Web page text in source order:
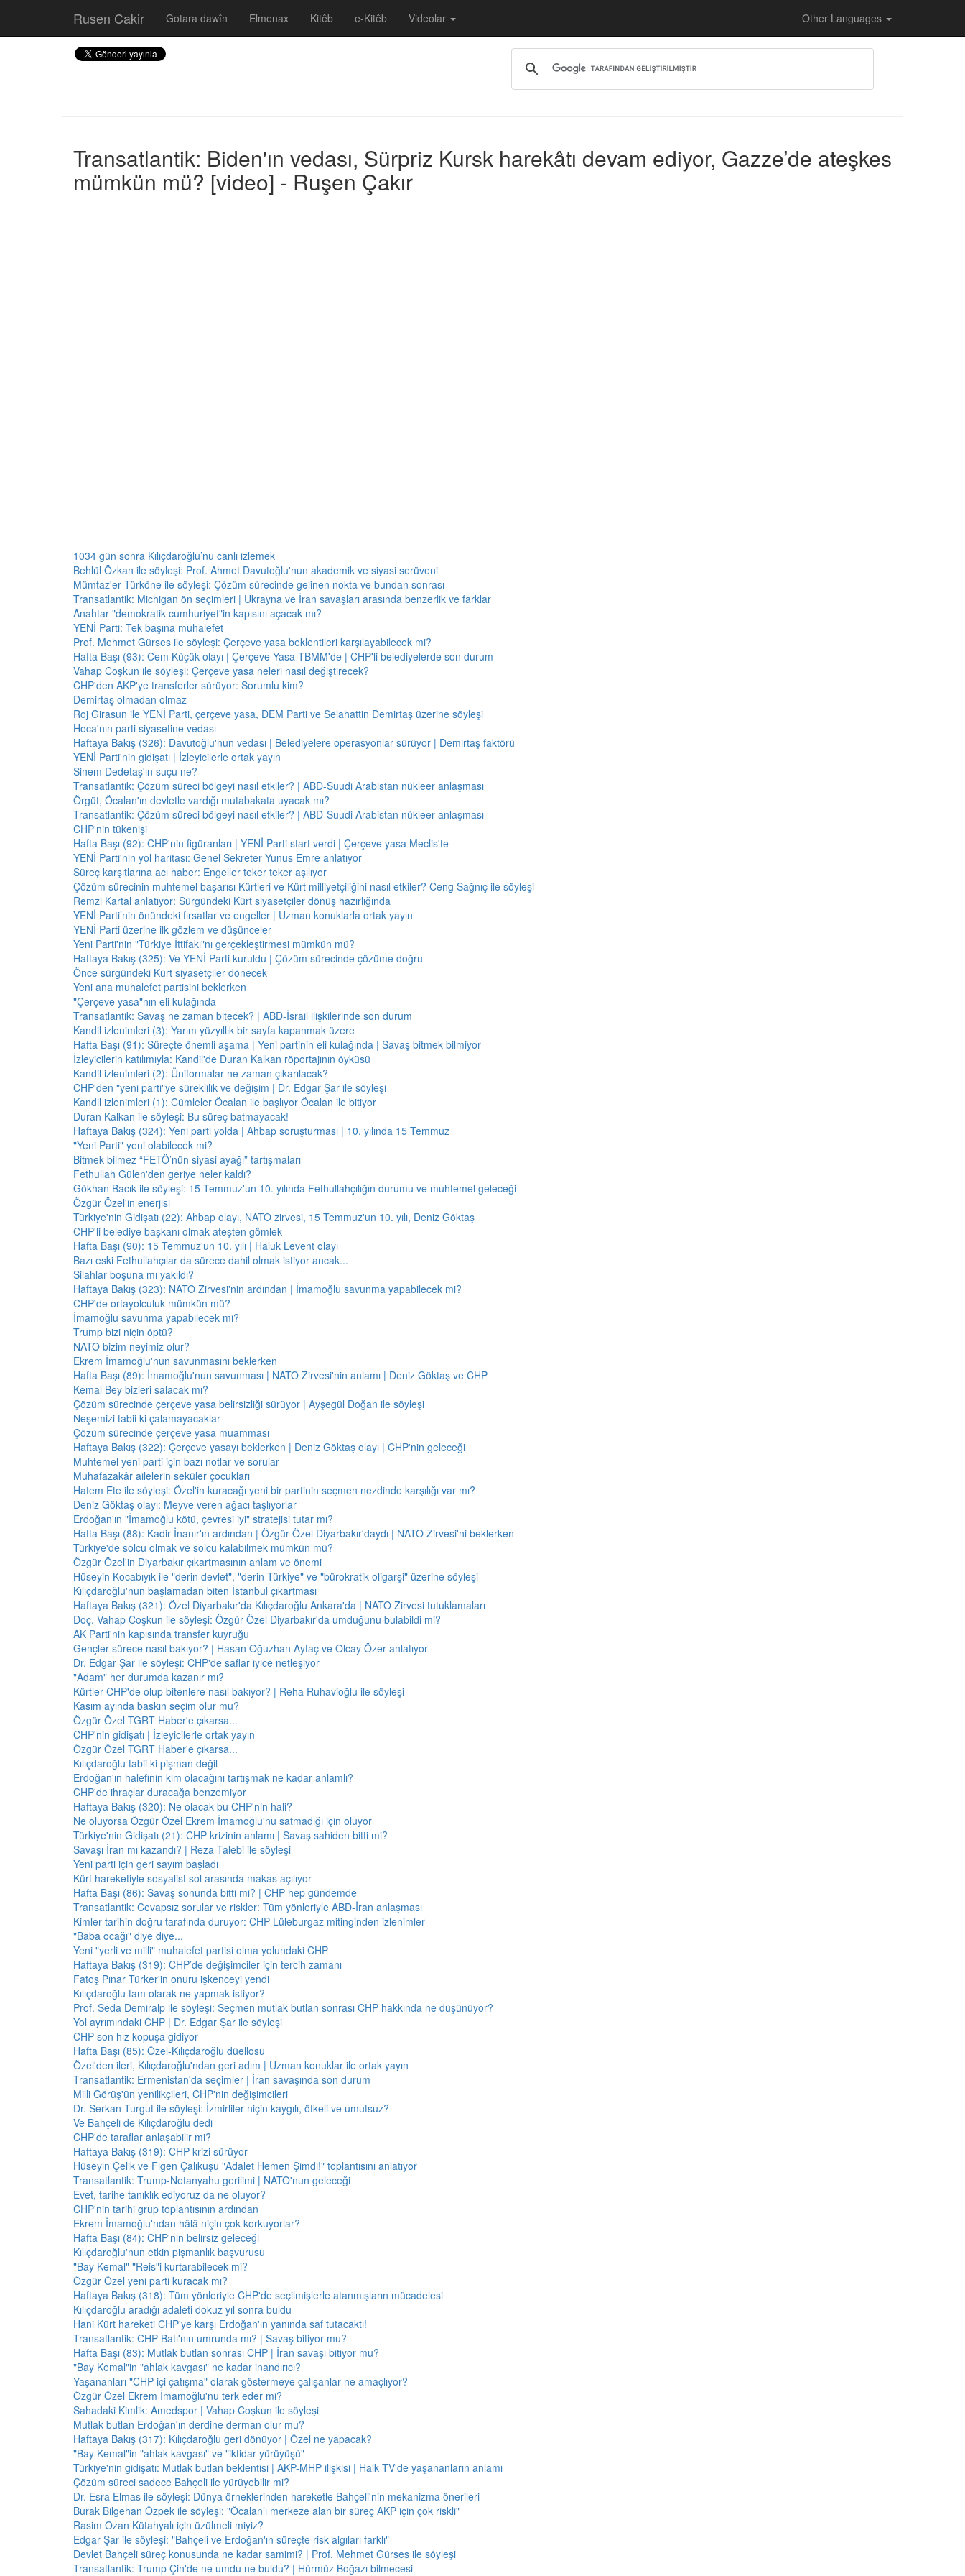
Rusen Cakir Gotara dawîn Elmenax Kitêb e-Kitêb Videolar Other Languages
Transatlantik: Biden'ın vedası, Sürpriz Kursk harekâtı devam ediyor, Gazze’de ateşkes
mümkün mü? [video] - Ruşen Çakır
1034 gün sonra Kılıçdaroğlu’nu canlı izlemek
Behlül Özkan ile söyleşi: Prof. Ahmet Davutoğlu'nun akademik ve siyasi serüveni
Mümtaz'er Türköne ile söyleşi: Çözüm sürecinde gelinen nokta ve bundan sonrası
Transatlantik: Michigan ön seçimleri | Ukrayna ve İran savaşları arasında benzerlik ve farklar
Anahtar "demokratik cumhuriyet"in kapısını açacak mı?
YENİ Parti: Tek başına muhalefet
Prof. Mehmet Gürses ile söyleşi: Çerçeve yasa beklentileri karşılayabilecek mi?
Hafta Başı (93): Cem Küçük olayı | Çerçeve Yasa TBMM'de | CHP'li belediyelerde son durum
Vahap Coşkun ile söyleşi: Çerçeve yasa neleri nasıl değiştirecek?
CHP'den AKP'ye transferler sürüyor: Sorumlu kim?
Demirtaş olmadan olmaz
Roj Girasun ile YENİ Parti, çerçeve yasa, DEM Parti ve Selahattin Demirtaş üzerine söyleşi
Hoca'nın parti siyasetine vedası
Haftaya Bakış (326): Davutoğlu'nun vedası | Belediyelere operasyonlar sürüyor | Demirtaş faktörü
YENİ Parti'nin gidişatı | İzleyicilerle ortak yayın
Sinem Dedetaş'ın suçu ne?
Transatlantik: Çözüm süreci bölgeyi nasıl etkiler? | ABD-Suudi Arabistan nükleer anlaşması
Örgüt, Öcalan'ın devletle vardığı mutabakata uyacak mı?
Transatlantik: Çözüm süreci bölgeyi nasıl etkiler? | ABD-Suudi Arabistan nükleer anlaşması
CHP'nin tükenişi
Hafta Başı (92): CHP'nin figüranları | YENİ Parti start verdi | Çerçeve yasa Meclis'te
YENİ Parti'nin yol haritası: Genel Sekreter Yunus Emre anlatıyor
Süreç karşıtlarına acı haber: Engeller teker teker aşılıyor
Çözüm sürecinin muhtemel başarısı Kürtleri ve Kürt milliyetçiliğini nasıl etkiler? Ceng Sağnıç ile söyleşi
Remzi Kartal anlatıyor: Sürgündeki Kürt siyasetçiler dönüş hazırlığında
YENİ Parti’nin önündeki fırsatlar ve engeller | Uzman konuklarla ortak yayın
YENİ Parti üzerine ilk gözlem ve düşünceler
Yeni Parti'nin "Türkiye İttifakı"nı gerçekleştirmesi mümkün mü?
Haftaya Bakış (325): Ve YENİ Parti kuruldu | Çözüm sürecinde çözüme doğru
Önce sürgündeki Kürt siyasetçiler dönecek
Yeni ana muhalefet partisini beklerken
"Çerçeve yasa"nın eli kulağında
Transatlantik: Savaş ne zaman bitecek? | ABD-İsrail ilişkilerinde son durum
Kandil izlenimleri (3): Yarım yüzyıllık bir sayfa kapanmak üzere
Hafta Başı (91): Süreçte önemli aşama | Yeni partinin eli kulağında | Savaş bitmek bilmiyor
İzleyicilerin katılımıyla: Kandil'de Duran Kalkan röportajının öyküsü
Kandil izlenimleri (2): Üniformalar ne zaman çıkarılacak?
CHP'den "yeni parti"ye süreklilik ve değişim | Dr. Edgar Şar ile söyleşi
Kandil izlenimleri (1): Cümleler Öcalan ile başlıyor Öcalan ile bitiyor
Duran Kalkan ile söyleşi: Bu süreç batmayacak!
Haftaya Bakış (324): Yeni parti yolda | Ahbap soruşturması | 10. yılında 15 Temmuz
"Yeni Parti" yeni olabilecek mi?
Bitmek bilmez “FETÖ’nün siyasi ayağı” tartışmaları
Fethullah Gülen'den geriye neler kaldı?
Gökhan Bacık ile söyleşi: 15 Temmuz'un 10. yılında Fethullahçılığın durumu ve muhtemel geleceği
Özgür Özel'in enerjisi
Türkiye'nin Gidişatı (22): Ahbap olayı, NATO zirvesi, 15 Temmuz'un 10. yılı, Deniz Göktaş
CHP'li belediye başkanı olmak ateşten gömlek
Hafta Başı (90): 15 Temmuz'un 10. yılı | Haluk Levent olayı
Bazı eski Fethullahçılar da sürece dahil olmak istiyor ancak...
Silahlar boşuna mı yakıldı?
Haftaya Bakış (323): NATO Zirvesi'nin ardından | İmamoğlu savunma yapabilecek mi?
CHP'de ortayolculuk mümkün mü?
İmamoğlu savunma yapabilecek mi?
Trump bizi niçin öptü?
NATO bizim neyimiz olur?
Ekrem İmamoğlu'nun savunmasını beklerken
Hafta Başı (89): İmamoğlu'nun savunması | NATO Zirvesi'nin anlamı | Deniz Göktaş ve CHP
Kemal Bey bizleri salacak mı?
Çözüm sürecinde çerçeve yasa belirsizliği sürüyor | Ayşegül Doğan ile söyleşi
Neşemizi tabii ki çalamayacaklar
Çözüm sürecinde çerçeve yasa muamması
Haftaya Bakış (322): Çerçeve yasayı beklerken | Deniz Göktaş olayı | CHP'nin geleceği
Muhtemel yeni parti için bazı notlar ve sorular
Muhafazakâr ailelerin seküler çocukları
Hatem Ete ile söyleşi: Özel'in kuracağı yeni bir partinin seçmen nezdinde karşılığı var mı?
Deniz Göktaş olayı: Meyve veren ağacı taşlıyorlar
Erdoğan'ın "İmamoğlu kötü, çevresi iyi" stratejisi tutar mı?
Hafta Başı (88): Kadir İnanır'ın ardından | Özgür Özel Diyarbakır'daydı | NATO Zirvesi'ni beklerken
Türkiye'de solcu olmak ve solcu kalabilmek mümkün mü?
Özgür Özel'in Diyarbakır çıkartmasının anlam ve önemi
Hüseyin Kocabıyık ile "derin devlet", "derin Türkiye" ve "bürokratik oligarşi" üzerine söyleşi
Kılıçdaroğlu'nun başlamadan biten İstanbul çıkartması
Haftaya Bakış (321): Özel Diyarbakır'da Kılıçdaroğlu Ankara'da | NATO Zirvesi tutuklamaları
Doç. Vahap Coşkun ile söyleşi: Özgür Özel Diyarbakır'da umduğunu bulabildi mi?
AK Parti'nin kapısında transfer kuyruğu
Gençler sürece nasıl bakıyor? | Hasan Oğuzhan Aytaç ve Olcay Özer anlatıyor
Dr. Edgar Şar ile söyleşi: CHP'de saflar iyice netleşiyor
"Adam" her durumda kazanır mı?
Kürtler CHP'de olup bitenlere nasıl bakıyor? | Reha Ruhavioğlu ile söyleşi
Kasım ayında baskın seçim olur mu?
Özgür Özel TGRT Haber'e çıkarsa...
CHP'nin gidişatı | İzleyicilerle ortak yayın
Özgür Özel TGRT Haber'e çıkarsa...
Kılıçdaroğlu tabii ki pişman değil
Erdoğan'ın halefinin kim olacağını tartışmak ne kadar anlamlı?
CHP'de ihraçlar duracağa benzemiyor
Haftaya Bakış (320): Ne olacak bu CHP'nin hali?
Ne oluyorsa Özgür Özel Ekrem İmamoğlu'nu satmadığı için oluyor
Türkiye'nin Gidişatı (21): CHP krizinin anlamı | Savaş sahiden bitti mi?
Savaşı İran mı kazandı? | Reza Talebi ile söyleşi
Yeni parti için geri sayım başladı
Kürt hareketiyle sosyalist sol arasında makas açılıyor
Hafta Başı (86): Savaş sonunda bitti mi? | CHP hep gündemde
Transatlantik: Cevapsız sorular ve riskler: Tüm yönleriyle ABD-İran anlaşması
Kimler tarihin doğru tarafında duruyor: CHP Lüleburgaz mitinginden izlenimler
"Baba ocağı" diye diye...
Yeni "yerli ve milli" muhalefet partisi olma yolundaki CHP
Haftaya Bakış (319): CHP’de değişimciler için tercih zamanı
Fatoş Pınar Türker'in onuru işkenceyi yendi
Kılıçdaroğlu tam olarak ne yapmak istiyor?
Prof. Seda Demiralp ile söyleşi: Seçmen mutlak butlan sonrası CHP hakkında ne düşünüyor?
Yol ayrımındaki CHP | Dr. Edgar Şar ile söyleşi
CHP son hız kopuşa gidiyor
Hafta Başı (85): Özel-Kılıçdaroğlu düellosu
Özel'den ileri, Kılıçdaroğlu'ndan geri adım | Uzman konuklar ile ortak yayın
Transatlantik: Ermenistan'da seçimler | İran savaşında son durum
Milli Görüş'ün yenilikçileri, CHP'nin değişimcileri
Dr. Serkan Turgut ile söyleşi: İzmirliler niçin kaygılı, öfkeli ve umutsuz?
Ve Bahçeli de Kılıçdaroğlu dedi
CHP'de taraflar anlaşabilir mi?
Haftaya Bakış (319): CHP krizi sürüyor
Hüseyin Çelik ve Figen Çalıkuşu "Adalet Hemen Şimdi!" toplantısını anlatıyor
Transatlantik: Trump-Netanyahu gerilimi | NATO'nun geleceği
Evet, tarihe tanıklık ediyoruz da ne oluyor?
CHP'nin tarihi grup toplantısının ardından
Ekrem İmamoğlu'ndan hâlâ niçin çok korkuyorlar?
Hafta Başı (84): CHP'nin belirsiz geleceği
Kılıçdaroğlu'nun etkin pişmanlık başvurusu
"Bay Kemal" "Reis"i kurtarabilecek mi?
Özgür Özel yeni parti kuracak mı?
Haftaya Bakış (318): Tüm yönleriyle CHP'de seçilmişlerle atanmışların mücadelesi
Kılıçdaroğlu aradığı adaleti dokuz yıl sonra buldu
Hani Kürt hareketi CHP'ye karşı Erdoğan'ın yanında saf tutacaktı!
Transatlantik: CHP Batı'nın umrunda mı? | Savaş bitiyor mu?
Hafta Başı (83): Mutlak butlan sonrası CHP | İran savaşı bitiyor mu?
"Bay Kemal"in "ahlak kavgası" ne kadar inandırıcı?
Yaşananları "CHP içi çatışma" olarak göstermeye çalışanlar ne amaçlıyor?
Özgür Özel Ekrem İmamoğlu'nu terk eder mi?
Sahadaki Kimlik: Amedspor | Vahap Coşkun ile söyleşi
Mutlak butlan Erdoğan'ın derdine derman olur mu?
Haftaya Bakış (317): Kılıçdaroğlu geri dönüyor | Özel ne yapacak?
"Bay Kemal"in "ahlak kavgası" ve "iktidar yürüyüşü"
Türkiye'nin gidişatı: Mutlak butlan beklentisi | AKP-MHP ilişkisi | Halk TV'de yaşananların anlamı
Çözüm süreci sadece Bahçeli ile yürüyebilir mi?
Dr. Esra Elmas ile söyleşi: Dünya örneklerinden hareketle Bahçeli'nin mekanizma önerileri
Burak Bilgehan Özpek ile söyleşi: "Öcalan’ı merkeze alan bir süreç AKP için çok riskli"
Rasim Ozan Kütahyalı için üzülmeli miyiz?
Edgar Şar ile söyleşi: "Bahçeli ve Erdoğan'ın süreçte risk algıları farklı"
Devlet Bahçeli süreç konusunda ne kadar samimi? | Prof. Mehmet Gürses ile söyleşi
Transatlantik: Trump Çin'de ne umdu ne buldu? | Hürmüz Boğazı bilmecesi